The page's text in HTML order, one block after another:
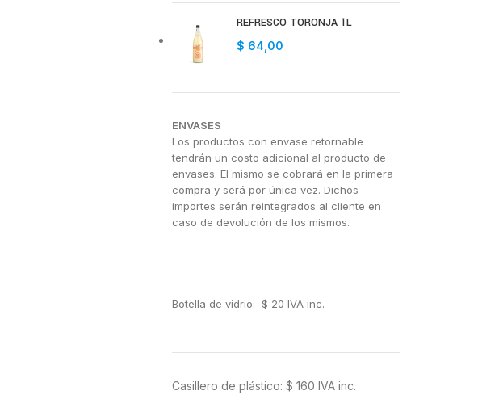
REFRESCO TORONJA 1L
$ 64,00
ENVASES
Los productos con envase retornable
tendrán un costo adicional al producto de
envases. El mismo se cobrará en la primera
compra y será por única vez. Dichos
importes serán reintegrados al cliente en
caso de devolución de los mismos.
Botella de vidrio: $ 20 IVA inc.
Casillero de plástico: $ 160 IVA inc.